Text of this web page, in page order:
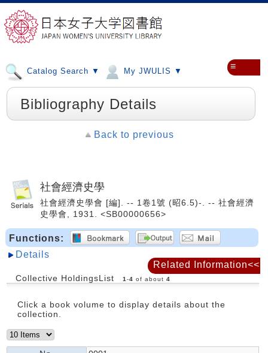
Catalog Search ▼ My JWULIS ▼ ≡
Bibliography Details
Back to previous
社會經濟史學
社會經濟史學會 [編]. -- 1卷1號 (昭6.5)-. -- 社會經濟
史學會, 1931. <SB00000656>
Functions:
Details
Collective HoldingsList 1 -4 of about 4
Click a book volume to display details about the
collection.
Related Information<<